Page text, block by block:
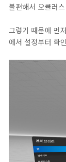
불편해서 오큘러
그렇기 때문에 먼저
에서 설정부터 확